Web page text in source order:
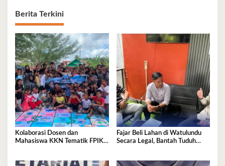
Berita Terkini
Kolaborasi Dosen dan
Mahasiswa KKN Tematik FPIK
Fajar Beli Lahan di Watulundu
Secara Legal, Bantah Tuduh